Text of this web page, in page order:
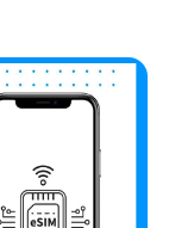
常應用程式、
應商 比較本地
適合居家使
案與費用 確認
期方案通常每
使用裝置的地